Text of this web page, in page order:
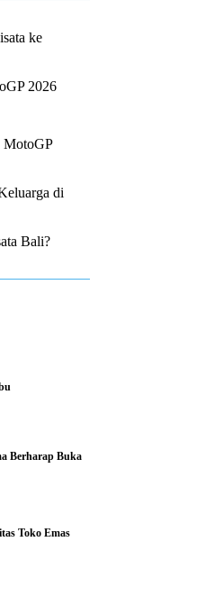
ke
2026
MotoGP
di
Bali?
Berharap Buka
Toko Emas